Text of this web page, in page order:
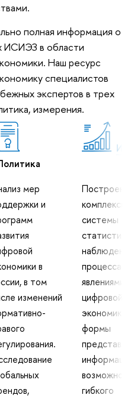
полная информация о
ИСИЭЗ в области
Наш ресурс
специалистов
экспертов в трех
измерения.
мер
и
в
в том
изменений
Построение
системы
процессами
явлениями
цифровой
экономики.
формы
гибкого